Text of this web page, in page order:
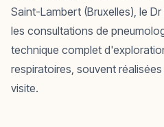
Saint-Lambert (Bruxelles), le
les consultations de
technique complet
respiratoires, souvent
visite.